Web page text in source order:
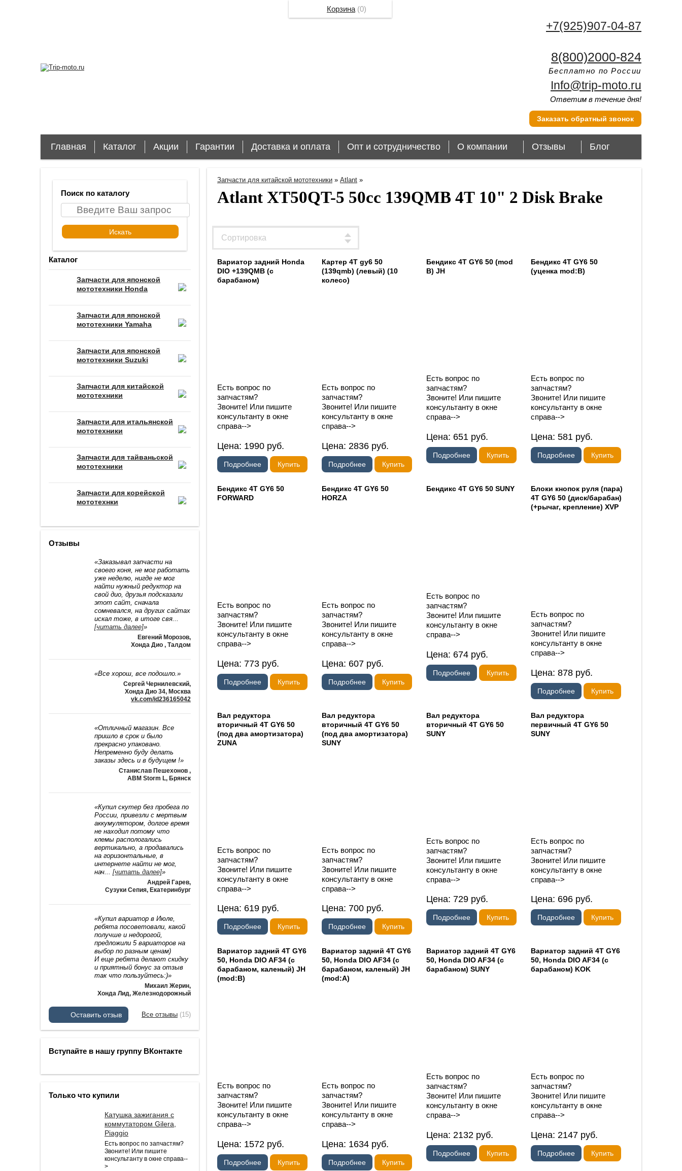
+7(925)907-04-87
8(800)2000-824
Бесплатно по России
Info@trip-moto.ru
Ответим в течение дня!
Заказать обратный звонок
Главная Каталог Акции Гарантии Доставка и оплата Опт и сотрудничество О компании Отзывы Блог
Поиск по каталогу
Каталог
Запчасти для японской
мототехники Honda
Запчасти для японской
мототехники Yamaha
Запчасти для японской
мототехники Suzuki
Запчасти для китайской
мототехники
Запчасти для итальянской
мототехники
Запчасти для тайваньской
мототехники
Запчасти для корейской
мототехнки
Отзывы
«Заказывал запчасти на
своего коня, не мог работать
уже неделю, нигде не мог
найти нужный редуктор на
свой дио, друзья подсказали
этот сайт, сначала
сомневался, на других сайтах
искал тоже, в итоге свя...
[читать далее]»
Евгений Морозов,
Хонда Дио , Талдом
«Все хорош, все подошло.»
Сергей Чернилевский,
Хонда Дио 34, Москва
vk.com/id236165042
«Отличный магазин. Все
пришло в срок и было
прекрасно упаковано.
Непременно буду делать
заказы здесь и в будущем !»
Станислав Пешехонов ,
ABM Storm L, Брянск
«Купил скутер без пробега по
России, привезли с мертвым
аккумулятором, долгое время
не находил потому что
клемы распологались
вертикально, а продавались
на горизонтальные, в
интернете найти не мог,
нач... [читать далее]»
Андрей Гарев,
Сузуки Сепия, Екатеринбург
«Купил вариатор в Июле,
ребята посоветовали, какой
получше и недорогой,
предложили 5 вариаторов на
выбор по разным ценам)
И еще ребята делают скидку
и приятный бонус за отзыв
так что пользуйтесь:)»
Михаил Жерин,
Хонда Лид, Железнодорожный
Оставить отзыв Все отзывы (15)
Вступайте в нашу группу ВКонтакте
Только что купили
Катушка зажигания с
коммутатором Gilera,
Piaggio
Есть вопрос по запчастям?
Звоните! Или пишите
консультанту в окне справа--
>
Запчасти для китайской мототехники » Atlant »
Atlant XT50QT-5 50cc 139QMB 4Т 10" 2 Disk Brake
Вариатор задний Honda
DIO +139QMB (с
барабаном)
Есть вопрос по
запчастям?
Звоните! Или пишите
консультанту в окне
справа-->
Цена: 1990 руб.
Подробнее Купить
Картер 4T gy6 50
(139qmb) (левый) (10
колесо)
Есть вопрос по
запчастям?
Звоните! Или пишите
консультанту в окне
справа-->
Цена: 2836 руб.
Подробнее Купить
Бендикс 4T GY6 50 (mod
B) JH
Есть вопрос по
запчастям?
Звоните! Или пишите
консультанту в окне
справа-->
Цена: 651 руб.
Подробнее Купить
Бендикс 4T GY6 50
(уценка mod:B)
Есть вопрос по
запчастям?
Звоните! Или пишите
консультанту в окне
справа-->
Цена: 581 руб.
Подробнее Купить
Бендикс 4T GY6 50
FORWARD
Есть вопрос по
запчастям?
Звоните! Или пишите
консультанту в окне
справа-->
Цена: 773 руб.
Подробнее Купить
Бендикс 4T GY6 50
HORZA
Есть вопрос по
запчастям?
Звоните! Или пишите
консультанту в окне
справа-->
Цена: 607 руб.
Подробнее Купить
Бендикс 4T GY6 50 SUNY
Есть вопрос по
запчастям?
Звоните! Или пишите
консультанту в окне
справа-->
Цена: 674 руб.
Подробнее Купить
Блоки кнопок руля (пара)
4T GY6 50 (диск/барабан)
(+рычаг, крепление) XVP
Есть вопрос по
запчастям?
Звоните! Или пишите
консультанту в окне
справа-->
Цена: 878 руб.
Подробнее Купить
Вал редуктора
вторичный 4T GY6 50
(под два амортизатора)
ZUNA
Есть вопрос по
запчастям?
Звоните! Или пишите
консультанту в окне
справа-->
Цена: 619 руб.
Подробнее Купить
Вал редуктора
вторичный 4T GY6 50
(под два амортизатора)
SUNY
Есть вопрос по
запчастям?
Звоните! Или пишите
консультанту в окне
справа-->
Цена: 700 руб.
Подробнее Купить
Вал редуктора
вторичный 4T GY6 50
SUNY
Есть вопрос по
запчастям?
Звоните! Или пишите
консультанту в окне
справа-->
Цена: 729 руб.
Подробнее Купить
Вал редуктора
первичный 4T GY6 50
SUNY
Есть вопрос по
запчастям?
Звоните! Или пишите
консультанту в окне
справа-->
Цена: 696 руб.
Подробнее Купить
Вариатор задний 4T GY6
50, Honda DIO AF34 (с
барабаном, каленый) JH
(mod:B)
Есть вопрос по
запчастям?
Звоните! Или пишите
консультанту в окне
справа-->
Цена: 1572 руб.
Подробнее Купить
Вариатор задний 4T GY6
50, Honda DIO AF34 (с
барабаном, каленый) JH
(mod:A)
Есть вопрос по
запчастям?
Звоните! Или пишите
консультанту в окне
справа-->
Цена: 1634 руб.
Подробнее Купить
Вариатор задний 4T GY6
50, Honda DIO AF34 (с
барабаном) SUNY
Есть вопрос по
запчастям?
Звоните! Или пишите
консультанту в окне
справа-->
Цена: 2132 руб.
Подробнее Купить
Вариатор задний 4T GY6
50, Honda DIO AF34 (с
барабаном) KOK
Есть вопрос по
запчастям?
Звоните! Или пишите
консультанту в окне
справа-->
Цена: 2147 руб.
Подробнее Купить
Корзина (0)